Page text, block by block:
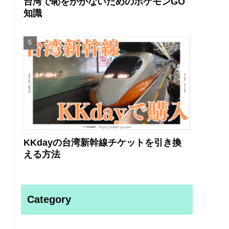
知識
KKdayの台湾新幹線チケットを引き換
える方法
Category